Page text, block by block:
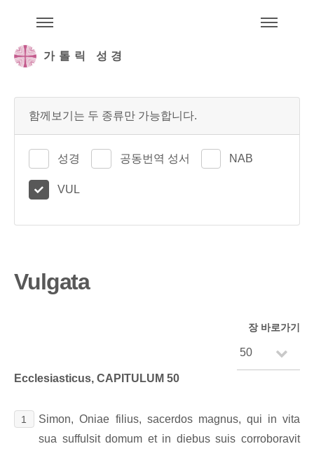
가톨릭 성경
함께보기는 두 종류만 가능합니다.
성경 공동번역 성서 NAB
VUL
Vulgata
장 바로가기
Ecclesiasticus, CAPITULUM 50
1
Simon, Oniae filius, sacerdos magnus, qui in vita
sua suffulsit domum et in diebus suis corroboravit